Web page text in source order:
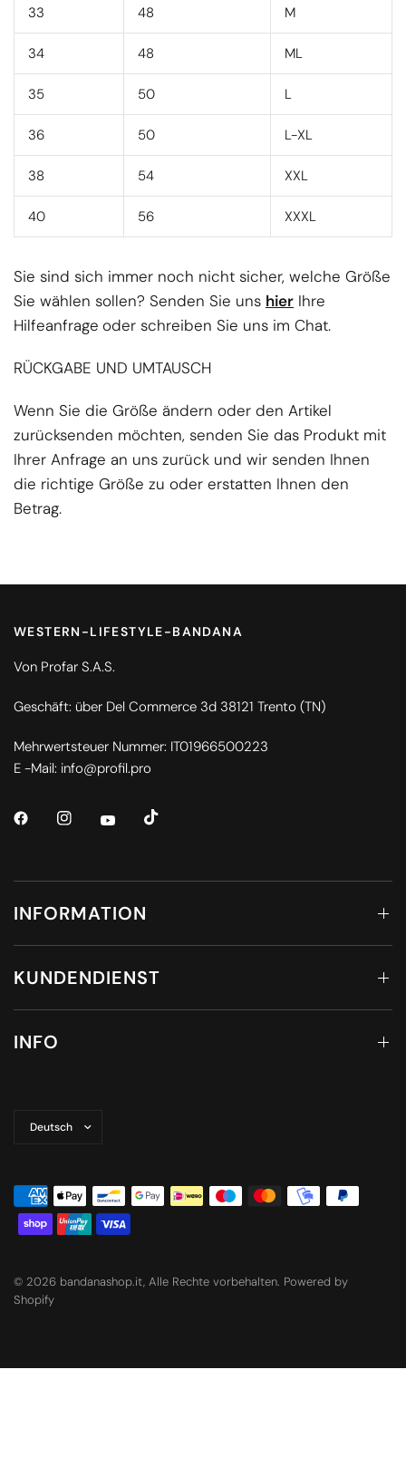
33 48 M
34 48 ML
35 50 L
36 50 L-XL
38 54 XXL
40 56 XXXL
Sie sind sich immer noch nicht sicher, welche Größe
Sie wählen sollen? Senden Sie uns hier Ihre
Hilfeanfrage oder schreiben Sie uns im Chat.
RÜCKGABE UND UMTAUSCH
Wenn Sie die Größe ändern oder den Artikel
zurücksenden möchten, senden Sie das Produkt mit
Ihrer Anfrage an uns zurück und wir senden Ihnen
die richtige Größe zu oder erstatten Ihnen den
Betrag.
WESTERN-LIFESTYLE-BANDANA
Von Profar S.A.S.
Geschäft: über Del Commerce 3d 38121 Trento (TN)
Mehrwertsteuer Nummer: IT01966500223
E -Mail: info@profil.pro
INFORMATION
KUNDENDIENST
INFO
aktualisieren
© 2026 bandanashop.it, Alle Rechte vorbehalten. Powered by
Shopify